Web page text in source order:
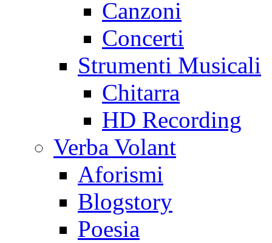
Canzoni
Concerti
Strumenti Musicali
Chitarra
HD Recording
Verba Volant
Aforismi
Blogstory
Poesia